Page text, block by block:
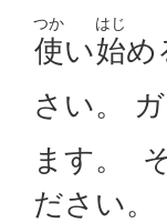
使
つか
い始
はじ
め
さい。
ます。
ださい。